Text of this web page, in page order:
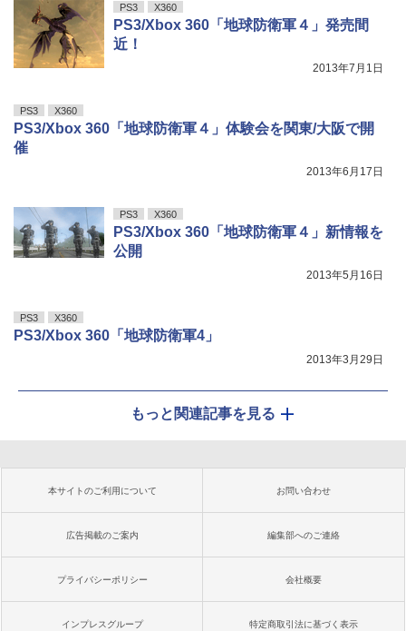
PS3 X360
PS3/Xbox 360「地球防衛軍４」発売間
近！
2013年7月1日
PS3 X360
PS3/Xbox 360「地球防衛軍４」体験会を関東/大阪で開
催
2013年6月17日
PS3 X360
PS3/Xbox 360「地球防衛軍４」新情報を
公開
2013年5月16日
PS3 X360
PS3/Xbox 360「地球防衛軍4」
2013年3月29日
もっと関連記事を見る
本サイトのご利用について お問い合わせ
広告掲載のご案内 編集部へのご連絡
プライバシーポリシー 会社概要
インプレスグループ 特定商取引法に基づく表示